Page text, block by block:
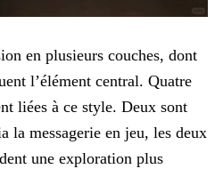
en plusieurs couches, dont
l’élément central. Quatre
liées à ce style. Deux sont
la messagerie en jeu, les deux
une exploration plus